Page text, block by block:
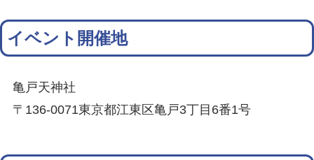
イベント開催地
亀戸天神社
〒136-0071東京都江東区亀戸3丁目6番1号